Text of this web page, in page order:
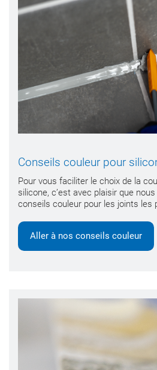
Conseils couleur pour
Pour vous faciliter le choix de la
silicone, c’est avec plaisir que
conseils couleur pour les joints les
Aller à nos conseils couleur